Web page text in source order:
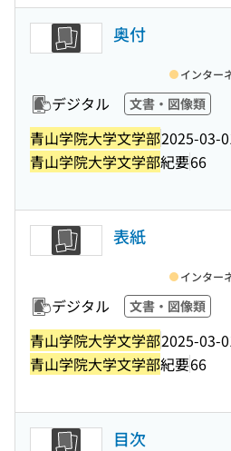
奥付
デジタル 文書・図像類
青山学院大学文学部2025-03-
青山学院大学文学部紀要66
インター
表紙
デジタル 文書・図像類
青山学院大学文学部2025-03-
青山学院大学文学部紀要66
インター
目次